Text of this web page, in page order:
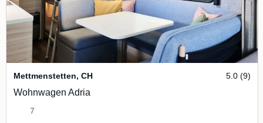
Mettmenstetten, CH 5.0 (9)
Wohnwagen Adria
7